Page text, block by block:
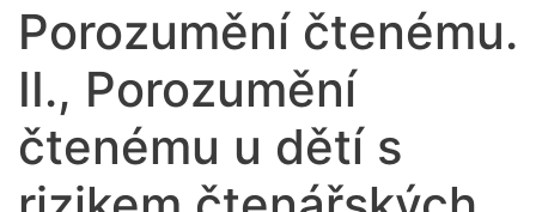
Porozumění čtenému.
II., Porozumění
čtenému u dětí s